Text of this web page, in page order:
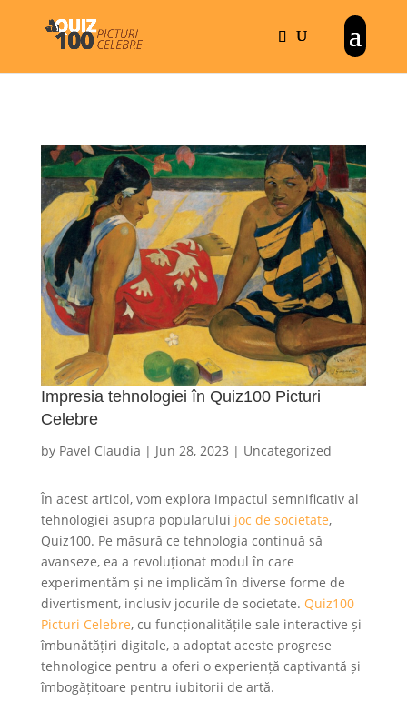
Impresia tehnologiei în Quiz100 Picturi
Celebre
by Pavel Claudia | Jun 28, 2023 | Uncategorized
În acest articol, vom explora impactul semnificativ al
tehnologiei asupra popularului joc de societate,
Quiz100. Pe măsură ce tehnologia continuă să
avanseze, ea a revoluționat modul în care
experimentăm și ne implicăm în diverse forme de
divertisment, inclusiv jocurile de societate. Quiz100
Picturi Celebre, cu funcționalitățile sale interactive și
îmbunătățiri digitale, a adoptat aceste progrese
tehnologice pentru a oferi o experiență captivantă și
îmbogățitoare pentru iubitorii de artă.